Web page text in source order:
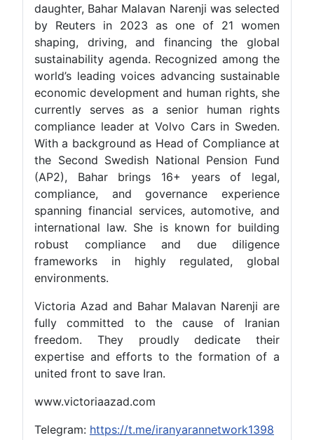
daughter, Bahar Malavan Narenji was selected
by Reuters in 2023 as one of 21 women
shaping, driving, and financing the global
sustainability agenda. Recognized among the
world’s leading voices advancing sustainable
economic development and human rights, she
currently serves as a senior human rights
compliance leader at Volvo Cars in Sweden.
With a background as Head of Compliance at
the Second Swedish National Pension Fund
(AP2), Bahar brings 16+ years of legal,
compliance, and governance experience
spanning financial services, automotive, and
international law. She is known for building
robust compliance and due diligence
frameworks in highly regulated, global
environments.
Victoria Azad and Bahar Malavan Narenji are
fully committed to the cause of Iranian
freedom. They proudly dedicate their
expertise and efforts to the formation of a
united front to save Iran.
www.victoriaazad.com
Telegram: https://t.me/iranyarannetwork1398